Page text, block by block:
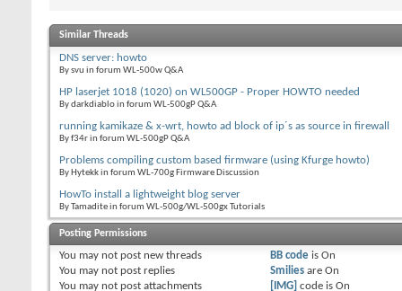
Similar Threads
DNS server: howto
By svu in forum WL-500w Q&A
HP laserjet 1018 (1020) on WL500GP - Proper HOWTO needed
By darkdiablo in forum WL-500gP Q&A
running kamikaze & x-wrt, howto ad block of ip´s as source in firewall
By f34r in forum WL-500gP Q&A
Problems compiling custom based firmware (using Kfurge howto)
By Hytekk in forum WL-700g Firmware Discussion
HowTo install a lightweight blog server
By Tamadite in forum WL-500g/WL-500gx Tutorials
Posting Permissions
You may not post new threads
You may not post replies
You may not post attachments
BB codeis On
Smiliesare On
[IMG] code is On